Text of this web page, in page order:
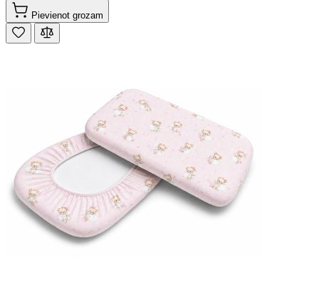
Pievienot grozam